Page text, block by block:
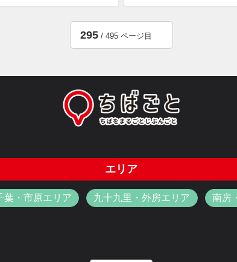
295/ 495 ページ目
エリア
葉・市原エリア 九十九里・外房エリア 南房